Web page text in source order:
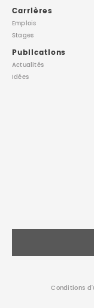
Carrières
Emplois
Stages
Publications
Actualités
Idées
Conditions